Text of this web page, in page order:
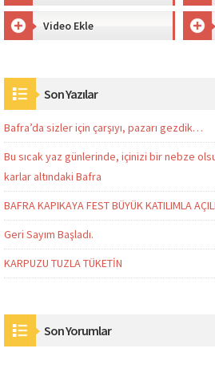
Video Ekle
Son Yazılar
Bafra’da sizler için çarşıyı, pazarı gezdik…
Bu sıcak yaz günlerinde, içinizi bir nebze
karlar altındaki Bafra
BAFRA KAPIKAYA FEST BÜYÜK KATILIMLA
Geri Sayım Başladı.
KARPUZU TUZLA TÜKETİN
Son Yorumlar